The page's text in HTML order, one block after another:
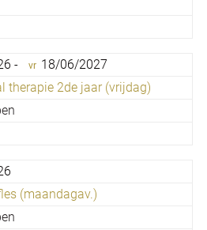
- vr 18/06/2027
therapie 2de jaar (vrijdag)
(maandagav.)